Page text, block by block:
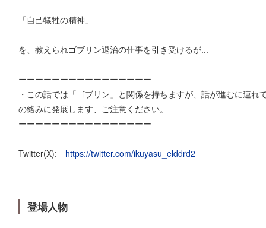
「自己犠牲の精神」
を、教えられゴブリン退治の仕事を引き受けるが...
ーーーーーーーーーーーーーーーー
・この話では「ゴブリン」と関係を持ちますが、話が進むに連
の絡みに発展します、ご注意ください。
ーーーーーーーーーーーーーーーー
Twitter(X): https://twitter.com/ikuyasu_elddrd2
登場人物